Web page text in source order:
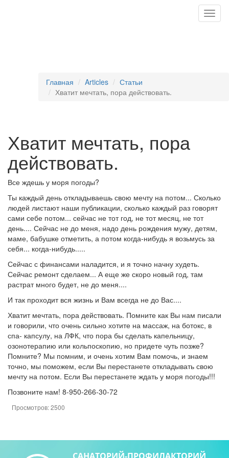
Главная Articles
Статьи
Хватит мечтать, пора действовать.
Хватит мечтать, пора
действовать.
Все ждешь у моря погоды?
Ты каждый день откладываешь свою мечту на потом... Сколько
людей листают наши публикации, сколько каждый раз говорят
сами себе потом... сейчас не тот год, не тот месяц, не тот
день.... Сейчас не до меня, надо день рождения мужу, детям,
маме, бабушке отметить, а потом когда-нибудь я возьмусь за
себя... когда-нибудь.....
Сейчас с финансами наладится, и я точно начну худеть.
Сейчас ремонт сделаем... А еще же скоро новый год, там
растрат много будет, не до меня....
И так проходит вся жизнь и Вам всегда не до Вас....
Хватит мечтать, пора действовать. Помните как Вы нам писали
и говорили, что очень сильно хотите на массаж, на ботокс, в
спа- капсулу, на ЛФК, что пора бы сделать капельницу,
озонотерапию или кольпоскопию, но придете чуть позже?
Помните? Мы помним, и очень хотим Вам помочь, и знаем
точно, мы поможем, если Вы перестанете откладывать свою
мечту на потом. Если Вы перестанете ждать у моря погоды!!!
Позвоните нам! 8-950-266-30-72
Просмотров: 2500